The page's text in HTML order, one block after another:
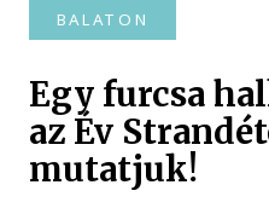
BALATON
Egy furcsa
az Év
mutatjuk!